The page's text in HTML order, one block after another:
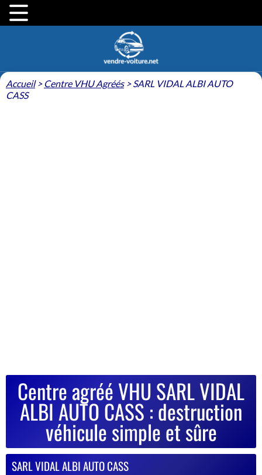
Accueil> Centre VHU Agréés>SARL VIDAL ALBI AUTO
CASS
Centre agréé VHU SARL VIDAL
ALBI AUTO CASS : destruction
véhicule simple et sûre
SARL VIDAL ALBI AUTO CASS